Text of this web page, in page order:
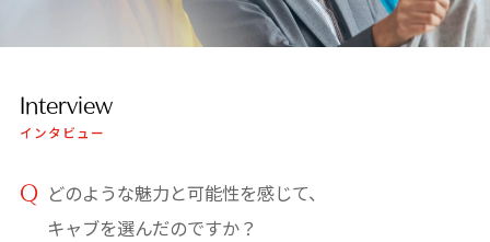
Interview
インタビュー
どのような魅力と可能性を感じて、
キャブを選んだのですか？